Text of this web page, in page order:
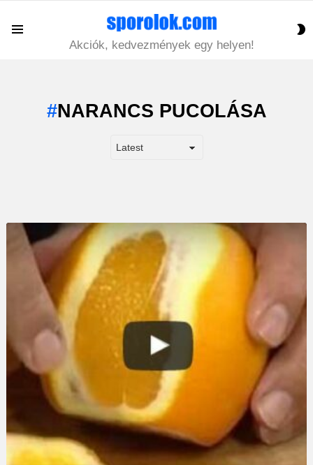
Akciók, kedvezmények egy helyen!
NARANCS PUCOLÁSA
LATEST
STORY